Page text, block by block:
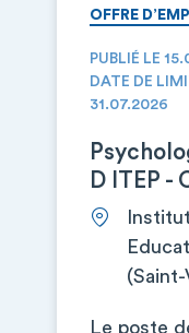
OFFRE
PUBLIÉ LE
DATE DE
31.07.2026
D ITEP -
(Saint-
Le poste